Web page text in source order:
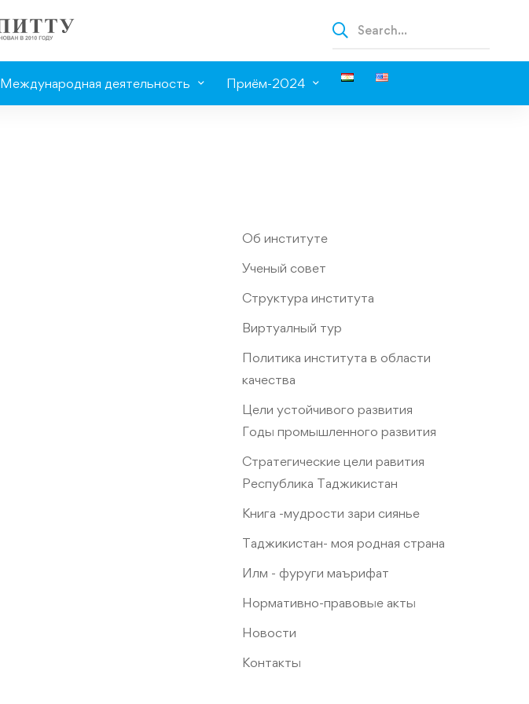
Международная деятельность Приём-2024
Об институте
Ученый совет
Структура института
Виртуалный тур
Политика института в области
качества
Цели устойчивого развития
Годы промышленного развития
Стратегические цели равития
Республика Таджикистан
Книга -мудрости зари сиянье
Таджикистан- моя родная страна
Илм - фуруги маърифат
Нормативно-правовые акты
Новости
Контакты